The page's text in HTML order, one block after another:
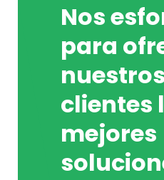
Nos
para
nuestros
clientes
mejores